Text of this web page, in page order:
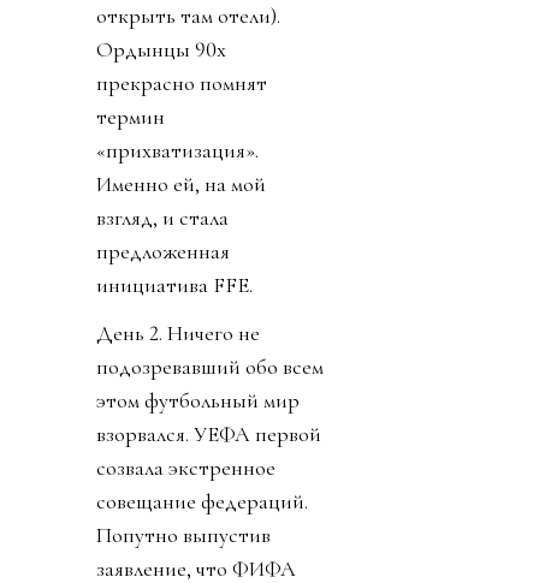
открыть там отели).
Ордынцы 90х
прекрасно помнят
термин
«прихватизация».
Именно ей, на мой
взгляд, и стала
предложенная
инициатива FFE.
День 2. Ничего не
подозревавший обо всем
этом футбольный мир
взорвался. УЕФА первой
созвала экстренное
совещание федераций.
Попутно выпустив
заявление, что ФИФА